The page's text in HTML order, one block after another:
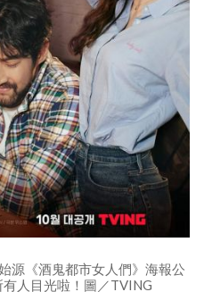
源《酒鬼都市女人們》海報公
人目光啦！圖／TVING